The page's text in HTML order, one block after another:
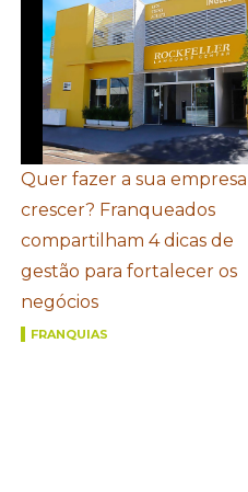
Quer fazer a sua empresa
crescer? Franqueados
compartilham 4 dicas de
gestão para fortalecer os
negócios
FRANQUIAS